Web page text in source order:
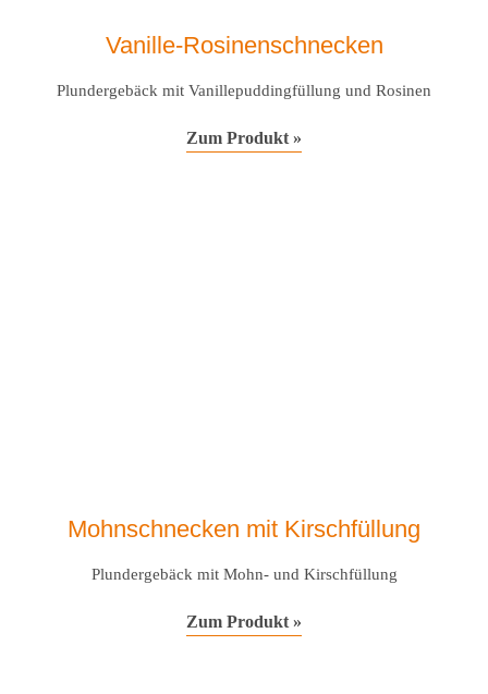
Vanille-Rosinenschnecken
Plundergebäck mit Vanillepuddingfüllung und Rosinen
Zum Produkt »
Mohnschnecken mit Kirschfüllung
Plundergebäck mit Mohn- und Kirschfüllung
Zum Produkt »